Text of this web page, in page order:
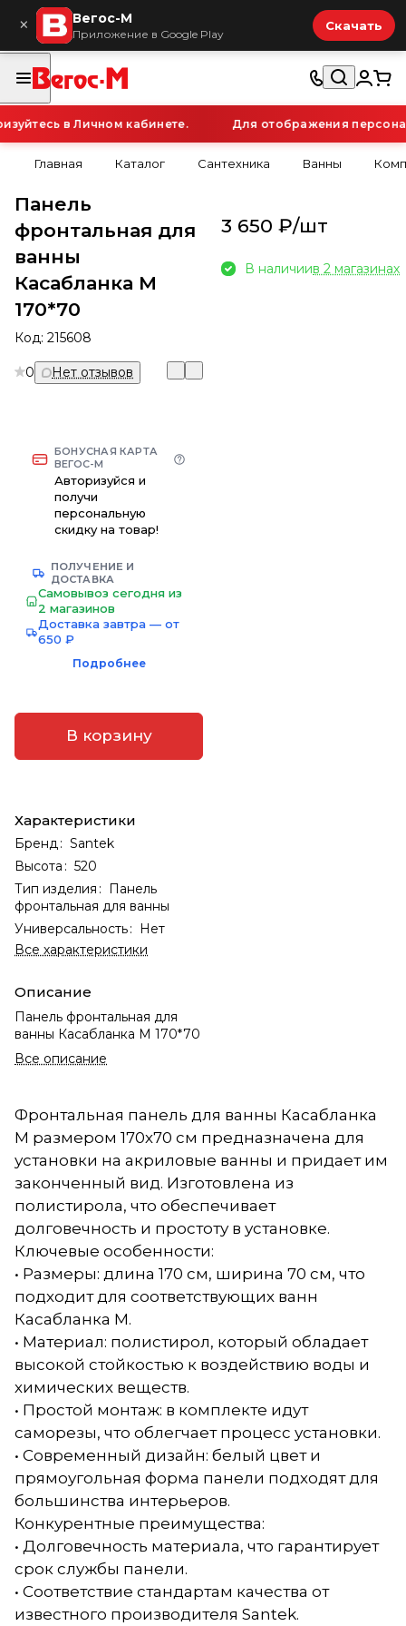
× Вегос-М
Приложение в Google Play
Скачать
в Личном кабинете. Для отображения
Главная Каталог Сантехника Ванны
Панель
фронтальная для
ванны
Касабланка М
170*70
Код: 215608
0 Нет отзывов
БОНУСНАЯ КАРТА
ВЕГОС-М
Авторизуйся и
получи
персональную
скидку на товар!
ПОЛУЧЕНИЕ И
ДОСТАВКА
Самовывоз сегодня из
2 магазинов
Доставка завтра — от
650 ₽
Подробнее
В корзину
Характеристики
Бренд : Santek
Высота : 520
Тип изделия : Панель
фронтальная для ванны
Универсальность: Нет
Все характеристики
Описание
Панель фронтальная для
ванны Касабланка М 170*70
Все описание
3 650 ₽/шт
В наличиив 2 магазинах
Фронтальная панель для ванны Касабланка
М размером 170х70 см предназначена для
установки на акриловые ванны и придает им
законченный вид. Изготовлена из
полистирола, что обеспечивает
долговечность и простоту в установке.
Ключевые особенности:
• Размеры: длина 170 см, ширина 70 см, что
подходит для соответствующих ванн
Касабланка М.
• Материал: полистирол, который обладает
высокой стойкостью к воздействию воды и
химических веществ.
• Простой монтаж: в комплекте идут
саморезы, что облегчает процесс установки.
• Современный дизайн: белый цвет и
прямоугольная форма панели подходят для
большинства интерьеров.
Конкурентные преимущества:
• Долговечность материала, что гарантирует
срок службы панели.
• Соответствие стандартам качества от
известного производителя Santek.